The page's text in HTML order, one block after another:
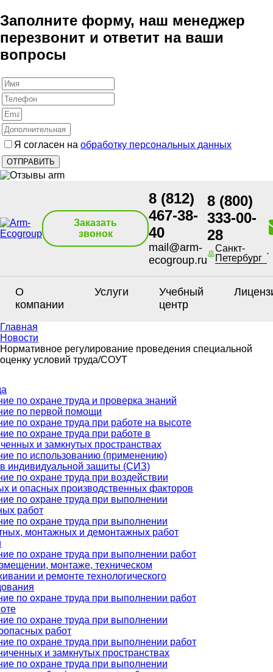
Заполните форму, наш менеджер
перезвонит и ответит на ваши
вопросы
Я согласен на обработку персональных данных
Заказать
звонок
8 (812)
467-38-
40
mail@arm-
ecogroup.ru
8 (800)
333-00-
28
Санкт-
Петербург
О
компании
Услуги
Учебный
центр
Главная
Новости
Нормативное регулирование проведения специальной
оценку условий труда/СОУТ
по охране труда и проверка знаний
по первой помощи
по охране труда при работе на высоте
по охране труда при работе в
и замкнутых пространствах
по использованию (применению)
индивидуальной защиты (СИЗ)
по охране труда при воздействии
и опасных производственных факторов
по охране труда при выполнении
работ
по охране труда при выполнении
монтажных и демонтажных работ
по охране труда при выполнении работ
монтаже, техническом
и ремонте технологического
по охране труда при выполнении работ
по охране труда при выполнении
работ
по охране труда при выполнении работ
и замкнутых пространствах
по охране труда при выполнении